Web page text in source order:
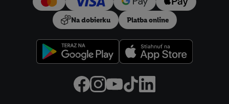
Na dobierku Platba online